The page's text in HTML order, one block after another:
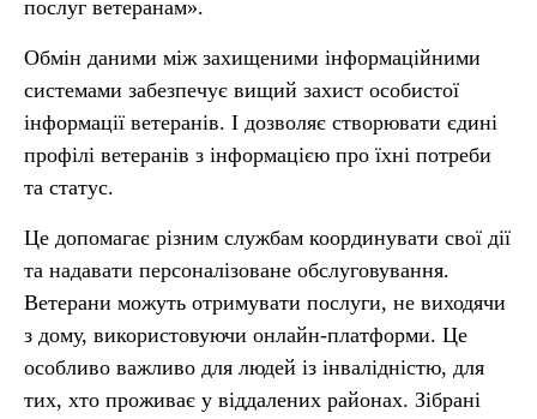
послуг ветеранам».
Обмін даними між захищеними інформаційними
системами забезпечує вищий захист особистої
інформації ветеранів. І дозволяє створювати єдині
профілі ветеранів з інформацією про їхні потреби
та статус.
Це допомагає різним службам координувати свої дії
та надавати персоналізоване обслуговування.
Ветерани можуть отримувати послуги, не виходячи
з дому, використовуючи онлайн-платформи. Це
особливо важливо для людей із інвалідністю, для
тих, хто проживає у віддалених районах. Зібрані